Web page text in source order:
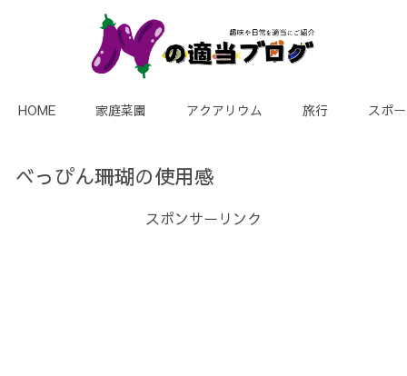
HOME 家庭菜園 アクアリウム 旅行 スポ
べっぴん珊瑚の使用感
スポンサーリンク